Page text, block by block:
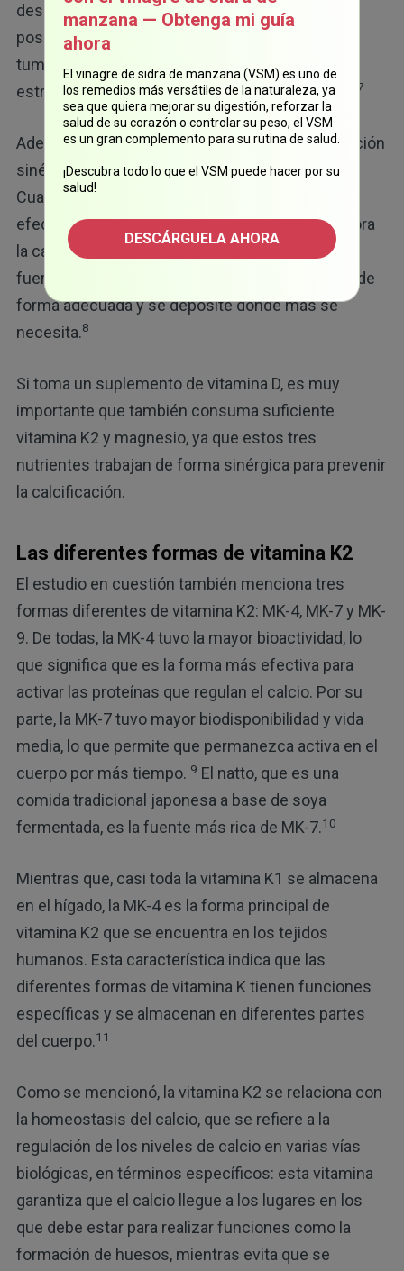
descubrió que la vitamina K2 produce efectos
positivos en la prevención y el tratamiento de
tumores malignos, lo que podría ayudar a crear
estrategias innovadoras para prevenir el cáncer.
7
Además, la investigación también analizó la relación
sinérgica entre la vitamina K2 y la vitamina D.
Cuando se consumen juntas, se maximizan sus
efectos positivos en la salud. Esta sinergia mejora
la capacidad del cuerpo para mantener huesos
fuertes, ya que garantiza que el calcio se utilice de
forma adecuada y se deposite donde más se
necesita.8
Si toma un suplemento de vitamina D, es muy
importante que también consuma suficiente
vitamina K2 y magnesio, ya que estos tres
nutrientes trabajan de forma sinérgica para prevenir
la calcificación.
Las diferentes formas de vitamina K2
El estudio en cuestión también menciona tres
formas diferentes de vitamina K2: MK-4, MK-7 y MK-
9. De todas, la MK-4 tuvo la mayor bioactividad, lo
que significa que es la forma más efectiva para
activar las proteínas que regulan el calcio. Por su
parte, la MK-7 tuvo mayor biodisponibilidad y vida
media, lo que permite que permanezca activa en el
cuerpo por más tiempo. 9 El natto, que es una
comida tradicional japonesa a base de soya
fermentada, es la fuente más rica de MK-7.10
Mientras que, casi toda la vitamina K1 se almacena
en el hígado, la MK-4 es la forma principal de
vitamina K2 que se encuentra en los tejidos
humanos. Esta característica indica que las
diferentes formas de vitamina K tienen funciones
específicas y se almacenan en diferentes partes
del cuerpo.11
Como se mencionó, la vitamina K2 se relaciona con
la homeostasis del calcio, que se refiere a la
regulación de los niveles de calcio en varias vías
biológicas, en términos específicos: esta vitamina
garantiza que el calcio llegue a los lugares en los
que debe estar para realizar funciones como la
formación de huesos, mientras evita que se
manzana — Obtenga mi guía
ahora
El vinagre de sidra de manzana (VSM) es uno de
los remedios más versátiles de la naturaleza, ya
sea que quiera mejorar su digestión, reforzar la
salud de su corazón o controlar su peso, el VSM
es un gran complemento para su rutina de salud.
¡Descubra todo lo que el VSM puede hacer por su
salud!
DESCÁRGUELA AHORA